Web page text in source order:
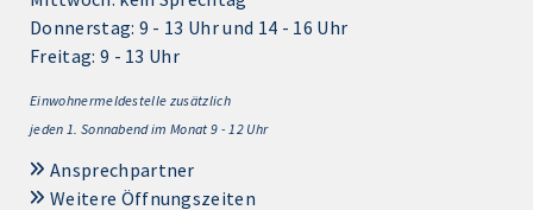
Donnerstag: 9 - 13 Uhr und 14 - 16 Uhr
Freitag: 9 - 13 Uhr
Einwohnermeldestelle zusätzlich
jeden 1. Sonnabend im Monat 9 - 12 Uhr
Ansprechpartner
Weitere Öffnungszeiten